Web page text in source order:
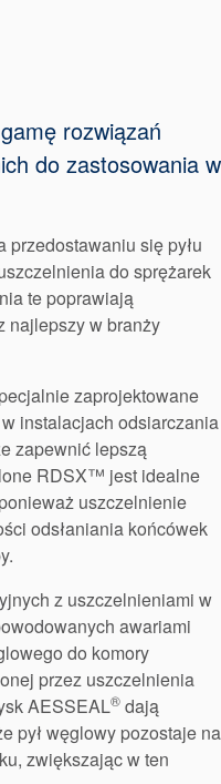
rozwiązań
do zastosowania w
przedostawaniu się pyłu
do sprężarek
te poprawiają
najlepszy w branży
zaprojektowane
instalacjach odsiarczania
zapewnić lepszą
RDSX™ jest idealne
uszczelnienie
odsłaniania końcówek
z uszczelnieniami w
awariami
do komory
przez uszczelnienia
AESSEAL® dają
pył węglowy pozostaje na
zwiększając w ten